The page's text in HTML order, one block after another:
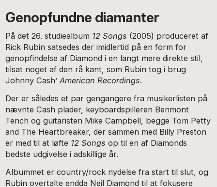
Genopfundne diamanter
På det 26. studiealbum 12 Songs (2005) produceret af
Rick Rubin satsedes der imidlertid på en form for
genopfindelse af Diamond i en langt mere direkte stil,
tilsat noget af den rå kant, som Rubin tog i brug
Johnny Cash’American Recordings.
Der er således et par gengangere fra musikerlisten på
nævnte Cash plader, keyboardspilleren Benmont
Tench og guitaristen Mike Campbell, begge Tom Petty
and The Heartbreaker, der sammen med Billy Preston
er med til at løfte 12 Songs op til en af Diamonds
bedste udgivelse i adskillige år.
Albummet er country/rock nydelse fra start til slut, og
Rubin overtalte endda Neil Diamond til at fokusere